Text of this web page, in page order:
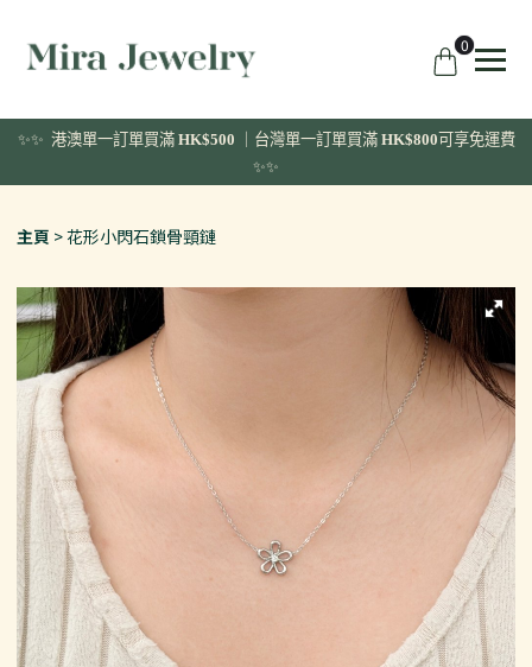
0
✨✨ 港澳單一訂單買滿 HK$500 ｜台灣單一訂單買滿 HK$800 可享免運費
✨✨
主頁 花形小閃石鎖骨頸鏈